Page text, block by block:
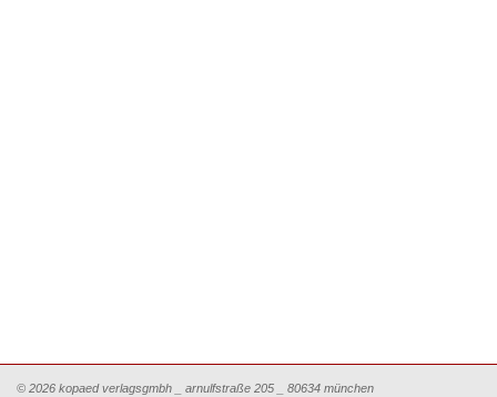
© 2026 kopaed verlagsgmbh _ arnulfstraße 205 _ 80634 münchen